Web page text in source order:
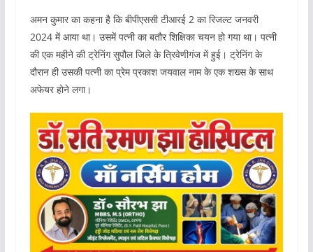
अमन कुमार का कहना है कि बीपीएससी टीआरई 2 का रिजल्ट जनवरी
2024 में आया था। उसमें पत्नी का बतौर शिक्षिका चयन हो गया था। पत्नी
की एक महीने की ट्रेनिंग सुपौल जिले के त्रिवेणीगंज में हुई। ट्रेनिंग के
दौरान ही उसकी पत्नी का प्रेम प्रकाश जयवाल नाम के एक शख्स के साथ
अफेयर होने लगा।